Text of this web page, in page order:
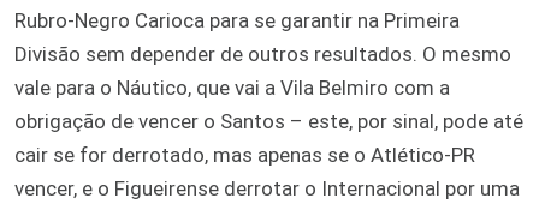
Rubro-Negro Carioca para se garantir na Primeira
Divisão sem depender de outros resultados. O mesmo
vale para o Náutico, que vai a Vila Belmiro com a
obrigação de vencer o Santos – este, por sinal, pode até
cair se for derrotado, mas apenas se o Atlético-PR
vencer, e o Figueirense derrotar o Internacional por uma